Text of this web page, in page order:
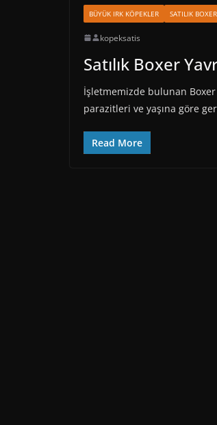
BÜYÜK IRK KÖPEKLER SATILIK
kopeksatis
Satılık Boxer
İşletmemizde bulunan
parazitleri ve yaşına göre
Read More